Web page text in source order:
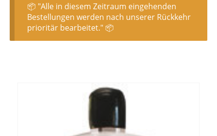
📦 "Alle in diesem Zeitraum eingehenden
Bestellungen werden nach unserer Rückkehr
prioritär bearbeitet." 📦